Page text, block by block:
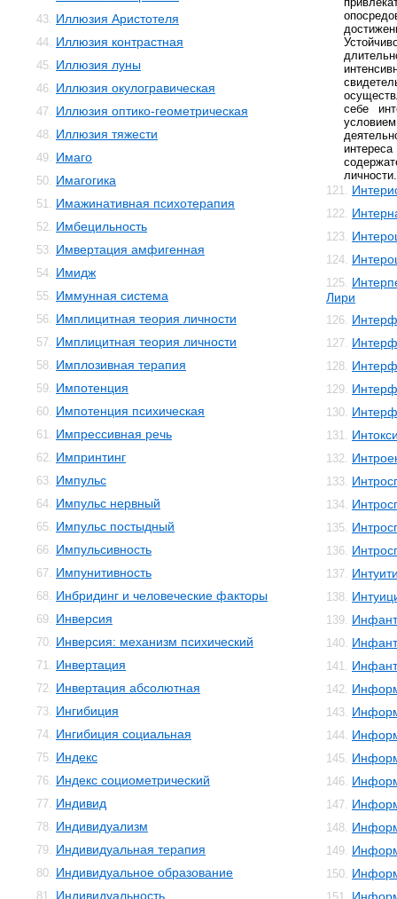
43. Иллюзия Аристотеля
44. Иллюзия контрастная
45. Иллюзия луны
46. Иллюзия окулогравическая
47. Иллюзия оптико-геометрическая
48. Иллюзия тяжести
49. Имаго
50. Имагогика
51. Имажинативная психотерапия
52. Имбецильность
53. Имвертация амфигенная
54. Имидж
55. Иммунная система
56. Имплицитная теория личности
57. Имплицитная теория личности
58. Имплозивная терапия
59. Импотенция
60. Импотенция психическая
61. Импрессивная речь
62. Импринтинг
63. Импульс
64. Импульс нервный
65. Импульс постыдный
66. Импульсивность
67. Импунитивность
68. Инбридинг и человеческие факторы
69. Инверсия
70. Инверсия: механизм психический
71. Инвертация
72. Инвертация абсолютная
73. Ингибиция
74. Ингибиция социальная
75. Индекс
76. Индекс социометрический
77. Индивид
78. Индивидуализм
79. Индивидуальная терапия
80. Индивидуальное образование
81. Индивидуальность
себе
личности.
121.
122.
123.
124.
125.
Лири
126.
127.
128.
129.
130.
131.
132.
133.
134.
135.
136.
137.
138.
139.
140.
141.
142.
143.
144.
145.
146.
147.
148.
149.
150.